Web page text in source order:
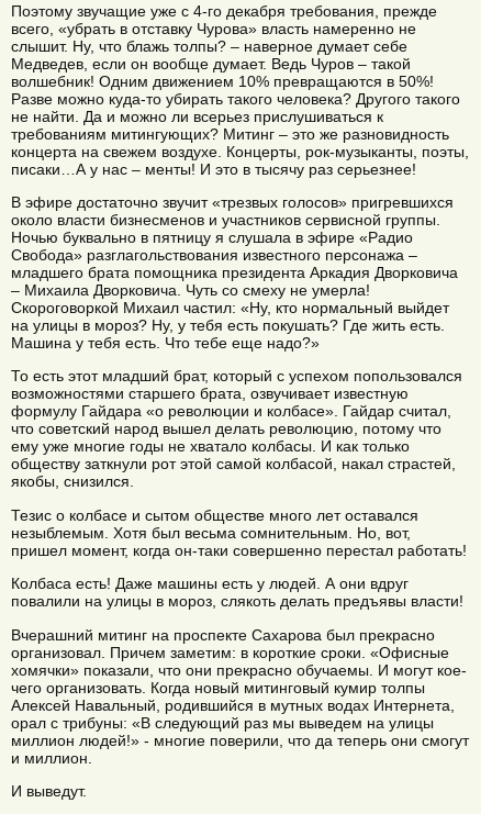
Поэтому звучащие уже с 4-го декабря требования, прежде
всего, «убрать в отставку Чурова» власть намеренно не
слышит. Ну, что блажь толпы? – наверное думает себе
Медведев, если он вообще думает. Ведь Чуров – такой
волшебник! Одним движением 10% превращаются в 50%!
Разве можно куда-то убирать такого человека? Другого такого
не найти. Да и можно ли всерьез прислушиваться к
требованиям митингующих? Митинг – это же разновидность
концерта на свежем воздухе. Концерты, рок-музыканты, поэты,
писаки…А у нас – менты! И это в тысячу раз серьезнее!
В эфире достаточно звучит «трезвых голосов» пригревшихся
около власти бизнесменов и участников сервисной группы.
Ночью буквально в пятницу я слушала в эфире «Радио
Свобода» разглагольствования известного персонажа –
младшего брата помощника президента Аркадия Дворковича
– Михаила Дворковича. Чуть со смеху не умерла!
Скороговоркой Михаил частил: «Ну, кто нормальный выйдет
на улицы в мороз? Ну, у тебя есть покушать? Где жить есть.
Машина у тебя есть. Что тебе еще надо?»
То есть этот младший брат, который с успехом попользовался
возможностями старшего брата, озвучивает известную
формулу Гайдара «о революции и колбасе». Гайдар считал,
что советский народ вышел делать революцию, потому что
ему уже многие годы не хватало колбасы. И как только
обществу заткнули рот этой самой колбасой, накал страстей,
якобы, снизился.
Тезис о колбасе и сытом обществе много лет оставался
незыблемым. Хотя был весьма сомнительным. Но, вот,
пришел момент, когда он-таки совершенно перестал работать!
Колбаса есть! Даже машины есть у людей. А они вдруг
повалили на улицы в мороз, слякоть делать предъявы власти!
Вчерашний митинг на проспекте Сахарова был прекрасно
организовал. Причем заметим: в короткие сроки. «Офисные
хомячки» показали, что они прекрасно обучаемы. И могут кое-
чего организовать. Когда новый митинговый кумир толпы
Алексей Навальный, родившийся в мутных водах Интернета,
орал с трибуны: «В следующий раз мы выведем на улицы
миллион людей!» - многие поверили, что да теперь они смогут
и миллион.
И выведут.